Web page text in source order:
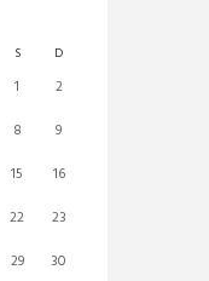
S D
1
2
8
9
15
16
22
23
29 30